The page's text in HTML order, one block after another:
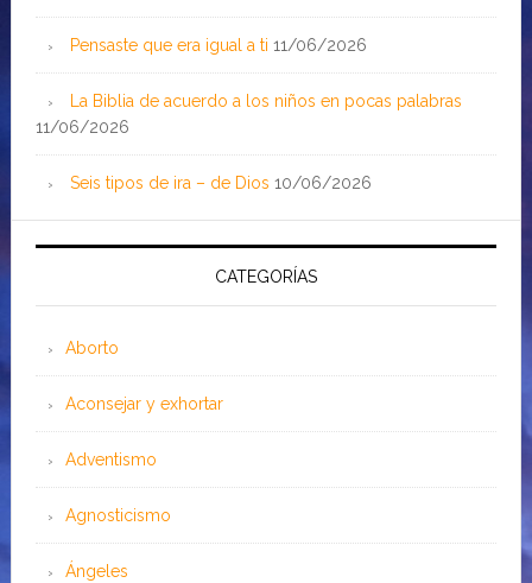
Pensaste que era igual a ti 11/06/2026
La Biblia de acuerdo a los niños en pocas palabras
11/06/2026
Seis tipos de ira – de Dios 10/06/2026
CATEGORÍAS
Aborto
Aconsejar y exhortar
Adventismo
Agnosticismo
Ángeles